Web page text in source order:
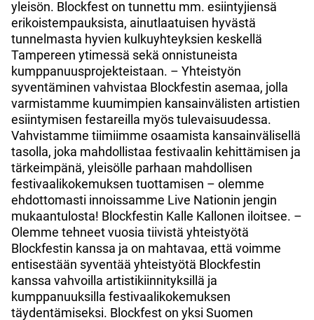
yleisön. Blockfest on tunnettu mm. esiintyjiensä
erikoistempauksista, ainutlaatuisen hyvästä
tunnelmasta hyvien kulkuyhteyksien keskellä
Tampereen ytimessä sekä onnistuneista
kumppanuusprojekteistaan. – Yhteistyön
syventäminen vahvistaa Blockfestin asemaa, jolla
varmistamme kuumimpien kansainvälisten artistien
esiintymisen festareilla myös tulevaisuudessa.
Vahvistamme tiimiimme osaamista kansainvälisellä
tasolla, joka mahdollistaa festivaalin kehittämisen ja
tärkeimpänä, yleisölle parhaan mahdollisen
festivaalikokemuksen tuottamisen – olemme
ehdottomasti innoissamme Live Nationin jengin
mukaantulosta! Blockfestin Kalle Kallonen iloitsee. –
Olemme tehneet vuosia tiivistä yhteistyötä
Blockfestin kanssa ja on mahtavaa, että voimme
entisestään syventää yhteistyötä Blockfestin
kanssa vahvoilla artistikiinnityksillä ja
kumppanuuksilla festivaalikokemuksen
täydentämiseksi. Blockfest on yksi Suomen